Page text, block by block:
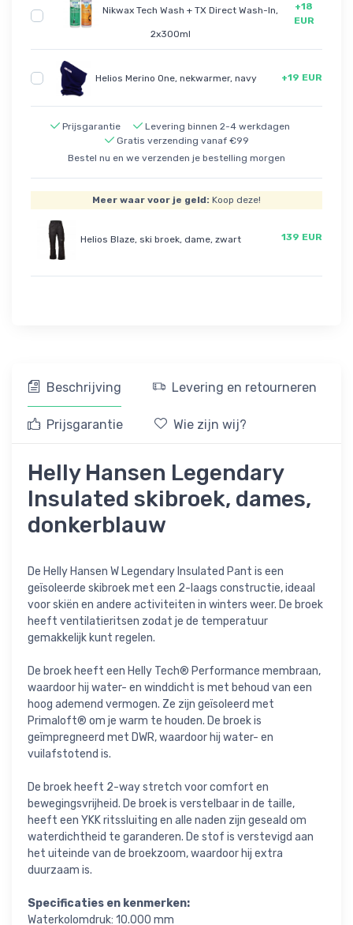
Nikwax Tech Wash + TX Direct Wash-In,
2x300ml
+18
EUR
Helios Merino One, nekwarmer, navy +19 EUR
Prijsgarantie
Levering binnen 2-4 werkdagen
Gratis verzending vanaf €99
Bestel nu en we verzenden je bestelling morgen
Meer waar voor je geld: Koop deze!
Helios Blaze, ski broek, dame, zwart 139 EUR
Beschrijving Levering en retourneren
Prijsgarantie Wie zijn wij?
Helly Hansen Legendary
Insulated skibroek, dames,
donkerblauw
De Helly Hansen W Legendary Insulated Pant is een
geïsoleerde skibroek met een 2-laags constructie, ideaal
voor skiën en andere activiteiten in winters weer. De broek
heeft ventilatieritsen zodat je de temperatuur
gemakkelijk kunt regelen.
De broek heeft een Helly Tech® Performance membraan,
waardoor hij water- en winddicht is met behoud van een
hoog ademend vermogen. Ze zijn geïsoleerd met
Primaloft® om je warm te houden. De broek is
geïmpregneerd met DWR, waardoor hij water- en
vuilafstotend is.
De broek heeft 2-way stretch voor comfort en
bewegingsvrijheid. De broek is verstelbaar in de taille,
heeft een YKK ritssluiting en alle naden zijn geseald om
waterdichtheid te garanderen. De stof is verstevigd aan
het uiteinde van de broekzoom, waardoor hij extra
duurzaam is.
Specificaties en kenmerken:
Waterkolomdruk: 10.000 mm